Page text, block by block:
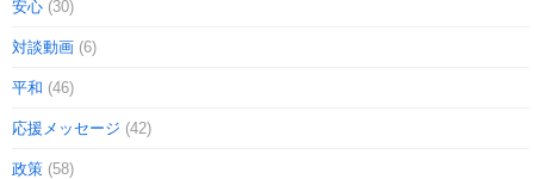
安心 (30)
対談動画 (6)
平和 (46)
応援メッセージ (42)
政策 (58)